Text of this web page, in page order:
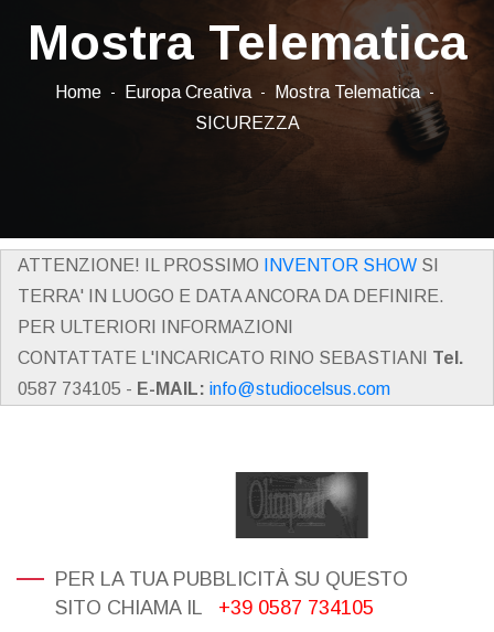
Mostra Telematica
Home Europa Creativa
Mostra Telematica
SICUREZZA
ATTENZIONE! IL PROSSIMO INVENTOR SHOW SI
TERRA' IN LUOGO E DATA ANCORA DA DEFINIRE.
PER ULTERIORI INFORMAZIONI
CONTATTATE L'INCARICATO RINO SEBASTIANI Tel.
0587 734105 - E-MAIL: info@studiocelsus.com
PER LA TUA PUBBLICITÀ SU QUESTO
SITO CHIAMA IL
+39 0587 734105